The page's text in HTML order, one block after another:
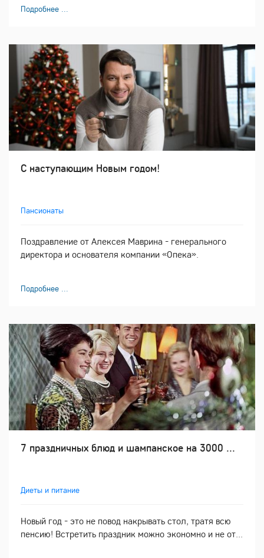
Подробнее ...
С наступающим Новым годом!
Пансионаты
Поздравление от Алексея Маврина - генерального
директора и основателя компании «Опека».
Подробнее ...
7 праздничных блюд и шампанское на 3000 ...
Диеты и питание
Новый год - это не повод накрывать стол, тратя всю
пенсию! Встретить праздник можно экономно и не от...